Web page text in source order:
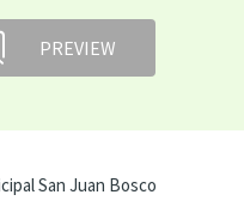
PREVIEW
San Juan Bosco